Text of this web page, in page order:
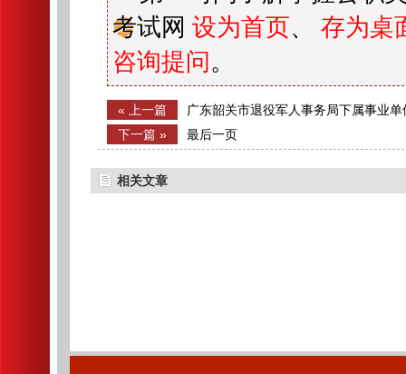
考试网 设为首页、 存为桌
咨询提问 。
« 上一篇 广东韶关市退役军人事务局下属事业
毕业生拟聘人员公示
下一篇 » 最后一页
相关文章